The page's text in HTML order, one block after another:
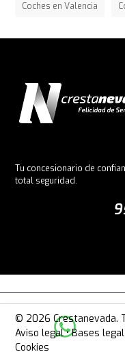
Coches en Valencia
Tu concesionario de
total seguridad.
© 2026 Crestanevada.
Aviso legal•Bases
Cookies